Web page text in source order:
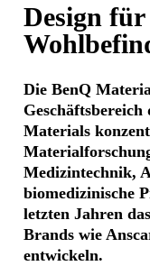
Design
Die BenQ
Materials
Medizintechnik,
biomedizinische
letzten Jahren
Brands wie
entwickeln.